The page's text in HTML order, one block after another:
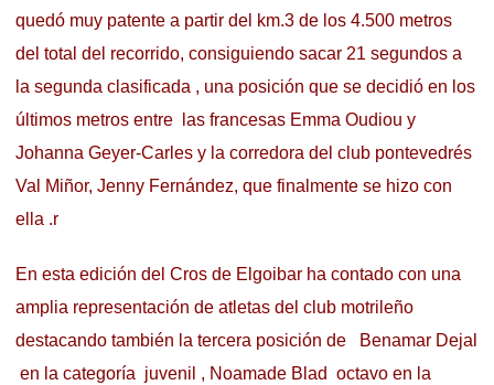
quedó muy patente a partir del km.3 de los 4.500 metros
del total del recorrido, consiguiendo sacar 21 segundos a
la segunda clasificada , una posición que se decidió en los
últimos metros entre las francesas Emma Oudiou y
Johanna Geyer-Carles y la corredora del club pontevedrés
Val Miñor, Jenny Fernández, que finalmente se hizo con
ella .r
En esta edición del Cros de Elgoibar ha contado con una
amplia representación de atletas del club motrileño
destacando también la tercera posición de Benamar Dejal
en la categoría juvenil , Noamade Blad octavo en la